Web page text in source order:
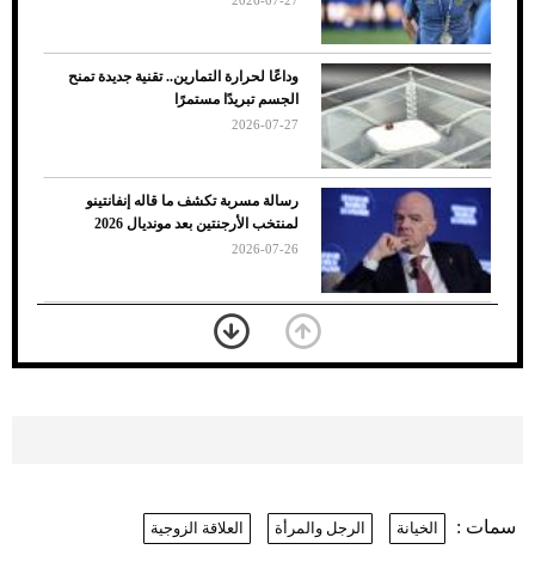
7 نصائح لاختيار لون البنطلون المناسب للقميص
الأسود
وداعًا لحرارة التمارين.. تقنية جديدة تمنح
الجسم تبريدًا مستمرًا
2026-07-27
رسالة مسربة تكشف ما قاله إنفانتينو
لمنتخب الأرجنتين بعد مونديال 2026
2026-07-26
«الجوازات» تكشف طريقة استخراج رقم
الحدود للزائر عبر أبشر
2026-07-26
سمات : الخيانة الرجل والمرأة العلاقة الزوجية